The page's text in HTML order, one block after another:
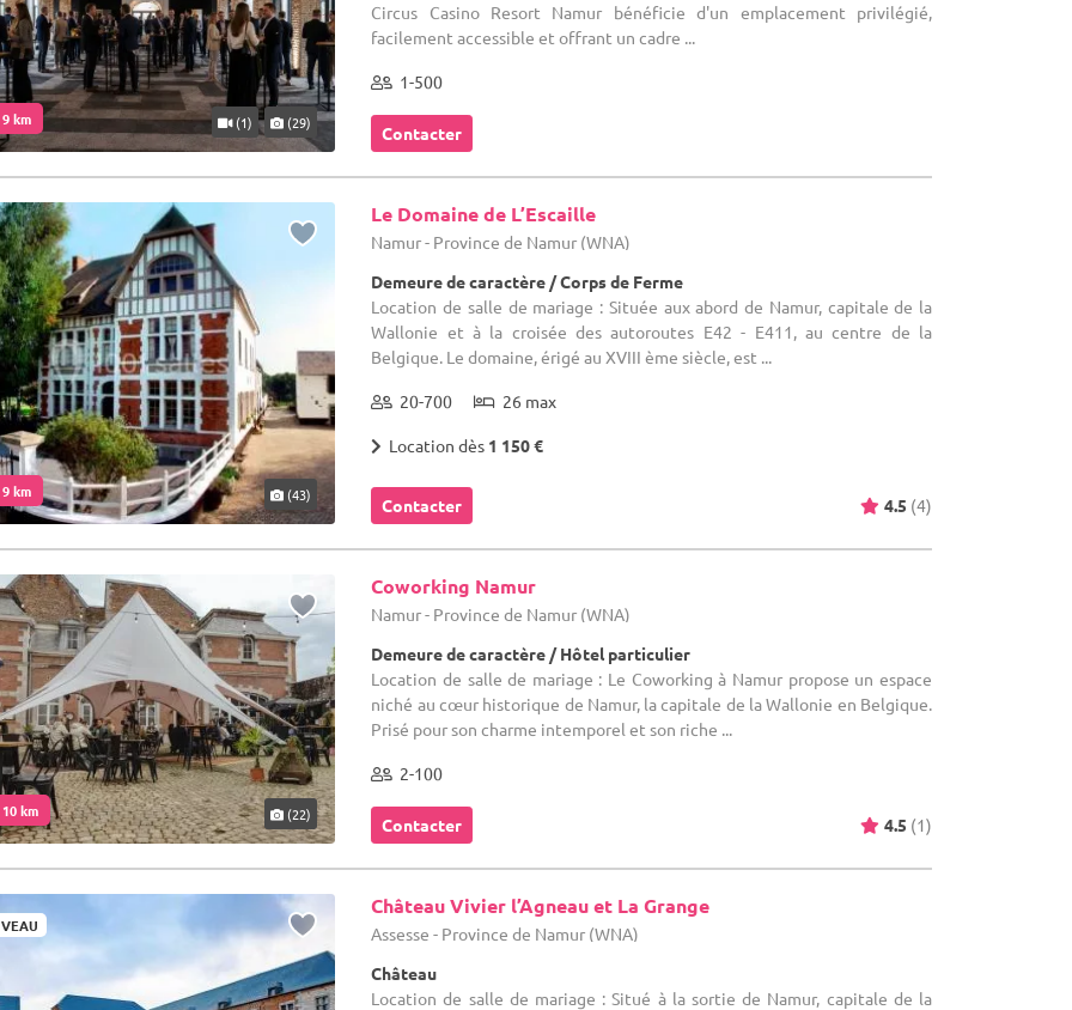
km (1) (29)
Circus Casino Resort Namur bénéficie d'un emplacement privilégié,
facilement accessible et offrant un cadre ...
1-500
Contacter
km (43)
Le Domaine de L’Escaille
Namur - Province de Namur (WNA)
Demeure de caractère / Corps de Ferme
Location de salle de mariage : Située aux abord de Namur, capitale de la
Wallonie et à la croisée des autoroutes E42 - E411, au centre de la
Belgique. Le domaine, érigé au XVIII ème siècle, est ...
20-700 26 max
Location dès 1 150 €
Contacter 4.5 (4)
km (22)
Coworking Namur
Namur - Province de Namur (WNA)
Demeure de caractère / Hôtel particulier
Location de salle de mariage : Le Coworking à Namur propose un espace
niché au cœur historique de Namur, la capitale de la Wallonie en Belgique.
Prisé pour son charme intemporel et son riche ...
2-100
Contacter 4.5 (1)
Château Vivier l’Agneau et La Grange
Assesse - Province de Namur (WNA)
Château
Location de salle de mariage : Situé à la sortie de Namur, capitale de la